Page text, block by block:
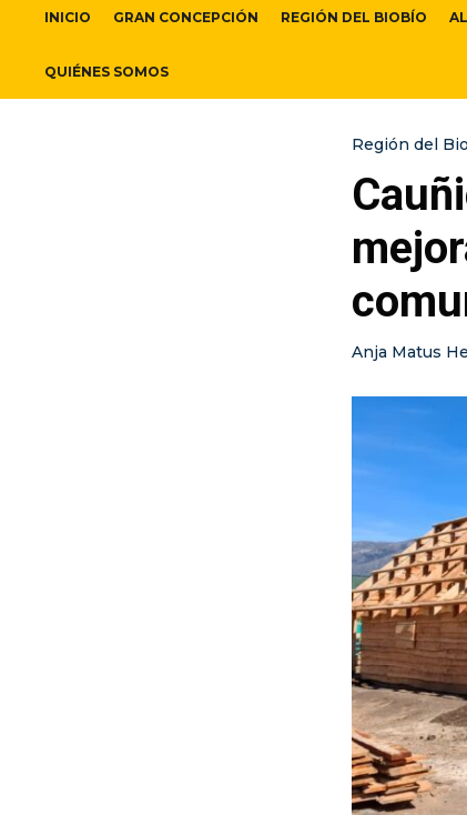
INICIO GRAN CONCEPCIÓN REGIÓN DEL BIOBÍO
QUIÉNES SOMOS
Región del
Anja Matus